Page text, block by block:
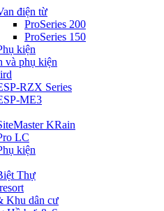
điện từ
ProSeries 200
ProSeries 150
kiện
và phụ kiện
RZX Series
ME3
KRain
LC
kiện
Thự
Khu dân cư